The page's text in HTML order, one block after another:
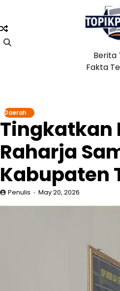
content
Berita
Fakta
Daerah
Tingkatkan
Raharja
Kabupaten
Penulis May 20, 2026